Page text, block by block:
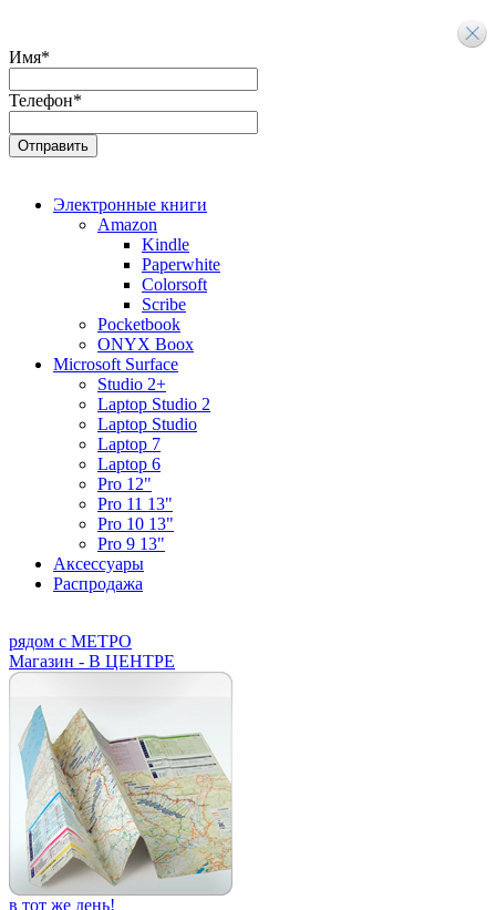
Имя*
Телефон*
Электронные книги
Amazon
Kindle
Paperwhite
Colorsoft
Scribe
Pocketbook
ONYX Boox
Microsoft Surface
Studio 2+
Laptop Studio 2
Laptop Studio
Laptop 7
Laptop 6
Pro 12"
Pro 11 13"
Pro 10 13"
Pro 9 13"
Аксессуары
Распродажа
рядом с МЕТРО
Магазин - В ЦЕНТРЕ
в тот же день!